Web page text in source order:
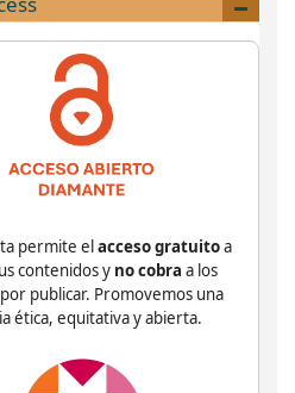
permite elacceso gratuitoa
contenidos y no cobra a los
publicar. Promovemos una
ética, equitativa y abierta.